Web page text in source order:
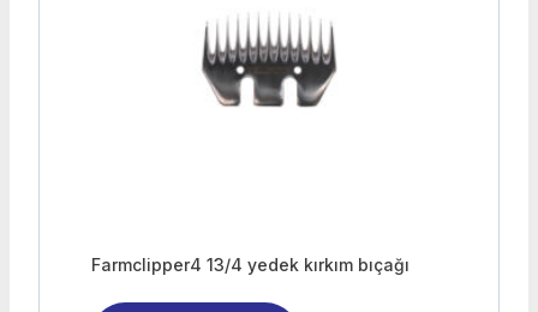
Farmclipper4 13/4 yedek kırkım bıçağı